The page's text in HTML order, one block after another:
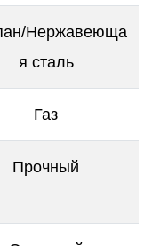
Нержавеюща
я сталь
Газ
Прочный